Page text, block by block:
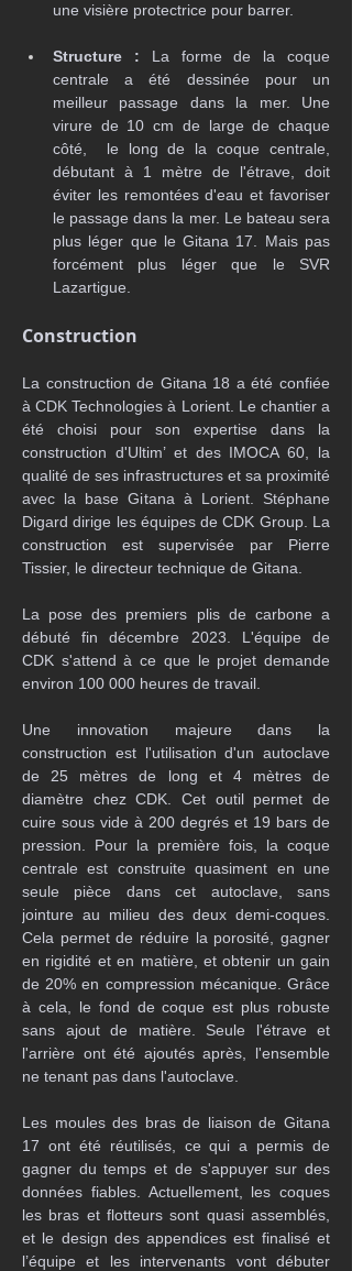
une visière protectrice pour barrer.
Structure : La forme de la coque
centrale a été dessinée pour un
meilleur passage dans la mer. Une
virure de 10 cm de large de chaque
côté,  le long de la coque centrale,
débutant à 1 mètre de l'étrave, doit
éviter les remontées d'eau et favoriser
le passage dans la mer. Le bateau sera
plus léger que le Gitana 17. Mais pas
forcément plus léger que le SVR
Lazartigue.
Construction
La construction de Gitana 18 a été confiée
à CDK Technologies à Lorient. Le chantier a
été choisi pour son expertise dans la
construction d'Ultim’ et des IMOCA 60, la
qualité de ses infrastructures et sa proximité
avec la base Gitana à Lorient. Stéphane
Digard dirige les équipes de CDK Group. La
construction est supervisée par Pierre
Tissier, le directeur technique de Gitana.
La pose des premiers plis de carbone a
débuté fin décembre 2023. L'équipe de
CDK s'attend à ce que le projet demande
environ 100 000 heures de travail.
Une innovation majeure dans la
construction est l'utilisation d'un autoclave
de 25 mètres de long et 4 mètres de
diamètre chez CDK. Cet outil permet de
cuire sous vide à 200 degrés et 19 bars de
pression. Pour la première fois, la coque
centrale est construite quasiment en une
seule pièce dans cet autoclave, sans
jointure au milieu des deux demi-coques.
Cela permet de réduire la porosité, gagner
en rigidité et en matière, et obtenir un gain
de 20% en compression mécanique. Grâce
à cela, le fond de coque est plus robuste
sans ajout de matière. Seule l'étrave et
l'arrière ont été ajoutés après, l'ensemble
ne tenant pas dans l'autoclave.
Les moules des bras de liaison de Gitana
17 ont été réutilisés, ce qui a permis de
gagner du temps et de s'appuyer sur des
données fiables. Actuellement, les coques
les bras et flotteurs sont quasi assemblés,
et le design des appendices est finalisé et
l’équipe et les intervenants vont débuter